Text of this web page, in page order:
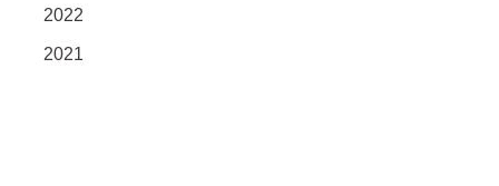
2022
2021